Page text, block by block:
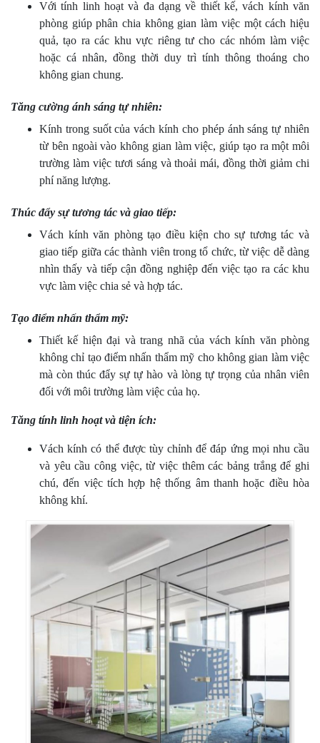
Với tính linh hoạt và đa dạng về thiết kế, vách kính văn
phòng giúp phân chia không gian làm việc một cách hiệu
quả, tạo ra các khu vực riêng tư cho các nhóm làm việc
hoặc cá nhân, đồng thời duy trì tính thông thoáng cho
không gian chung.
Tăng cường ánh sáng tự nhiên:
Kính trong suốt của vách kính cho phép ánh sáng tự nhiên
từ bên ngoài vào không gian làm việc, giúp tạo ra một môi
trường làm việc tươi sáng và thoải mái, đồng thời giảm chi
phí năng lượng.
Thúc đẩy sự tương tác và giao tiếp:
Vách kính văn phòng tạo điều kiện cho sự tương tác và
giao tiếp giữa các thành viên trong tổ chức, từ việc dễ dàng
nhìn thấy và tiếp cận đồng nghiệp đến việc tạo ra các khu
vực làm việc chia sẻ và hợp tác.
Tạo điểm nhấn thẩm mỹ:
Thiết kế hiện đại và trang nhã của vách kính văn phòng
không chỉ tạo điểm nhấn thẩm mỹ cho không gian làm việc
mà còn thúc đẩy sự tự hào và lòng tự trọng của nhân viên
đối với môi trường làm việc của họ.
Tăng tính linh hoạt và tiện ích:
Vách kính có thể được tùy chỉnh để đáp ứng mọi nhu cầu
và yêu cầu công việc, từ việc thêm các bảng trắng để ghi
chú, đến việc tích hợp hệ thống âm thanh hoặc điều hòa
không khí.